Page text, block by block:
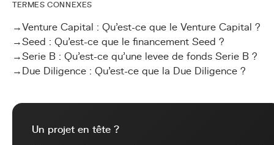
TERMES CONNEXES
→Venture Capital : Qu'est-ce que le Venture Capital ?
→Seed : Qu'est-ce que le financement Seed ?
→Serie B : Qu'est-ce qu'une levee de fonds Serie B ?
→ Due Diligence : Qu'est-ce que la Due Diligence ?
Un projet en tête ?